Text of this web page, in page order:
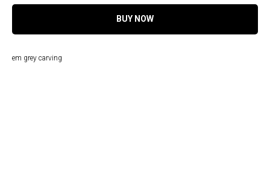
BUY NOW
em grey carving